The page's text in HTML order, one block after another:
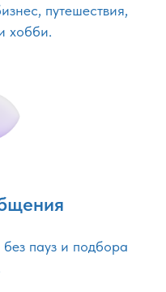
путешествия,
хобби.
пауз и подбора